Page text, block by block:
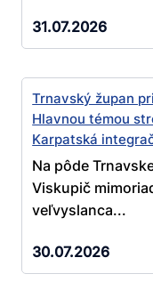
31.07.2026
Trnavský župan
Hlavnou témou
Karpatská
Na pôde
Viskupič
veľvyslanca...
30.07.2026